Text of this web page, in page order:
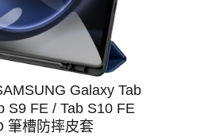
Galaxy Tab
S9 FE / Tab S10 FE
筆槽防摔皮套